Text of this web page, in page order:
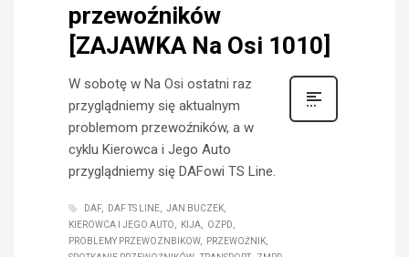
przewoźników
[ZAJAWKA Na Osi 1010]
W sobotę w Na Osi ostatni raz
przyglądniemy się aktualnym
problemom przewoźników, a w
cyklu Kierowca i Jego Auto
przyglądniemy się DAFowi TS Line.
DAF DAF TS LINE
JAN BUCZEK
KIEROWCA I JEGO AUTO
KIJA
OZPD
PROBLEMY PRZEWOZNBIKOW
PRZEWOŹNIK